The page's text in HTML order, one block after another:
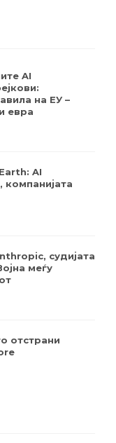
AI
на ЕУ –
евра
AI
компанијата
судијата
меѓу
отстрани